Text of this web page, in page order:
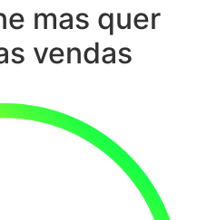
mas quer
vendas